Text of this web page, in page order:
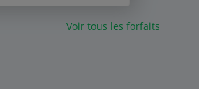
Voir tous les forfaits